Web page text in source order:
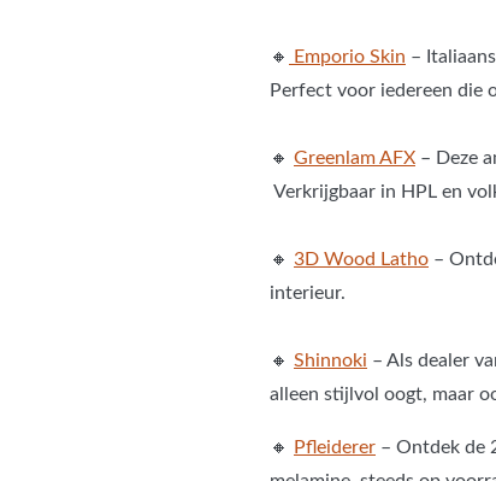
🔸 Emporio Skin –
Perfect voor iedereen die
🔸 Greenlam AFX – Deze
Verkrijgbaar in HPL en
🔸 3D Wood Latho –
interieur.
🔸 Shinnoki – Als dealer
alleen stijlvol oogt, maar
🔸 Pfleiderer – Ontdek de